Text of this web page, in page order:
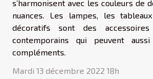
s’harmonisent avec les couleurs de
nuances. Les lampes, les
décoratifs sont des
contemporains qui peuvent
compléments.
Mardi 13 décembre 2022 18h